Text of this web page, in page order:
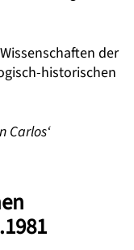
der
historischen
Carlos‘